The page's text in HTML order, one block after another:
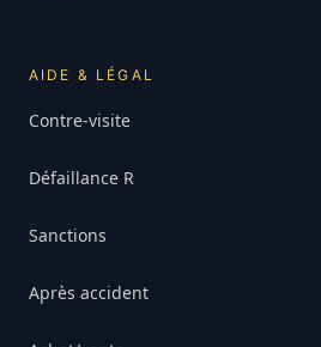
AIDE & LÉGAL
Contre-visite
Défaillance R
Sanctions
Après accident